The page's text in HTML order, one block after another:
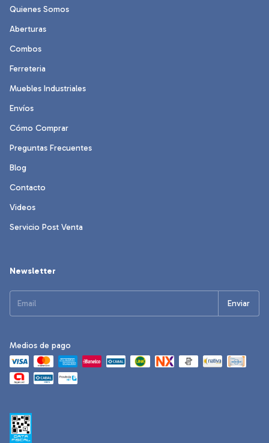
Quienes Somos
Aberturas
Combos
Ferreteria
Muebles Industriales
Envíos
Cómo Comprar
Preguntas Frecuentes
Blog
Contacto
Videos
Servicio Post Venta
Newsletter
Medios de pago